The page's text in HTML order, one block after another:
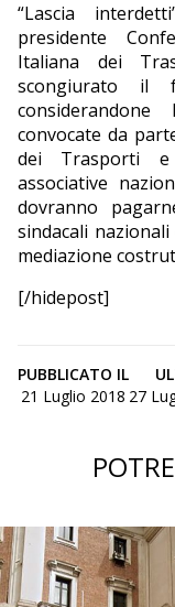
“Lascia
presidente
Italiana dei
scongiurato il
convocate da
dei Trasporti e
associative
dovranno
sindacali
mediazione
[/hidepost]
PUBBLICATO IL
21 Luglio 2018 27